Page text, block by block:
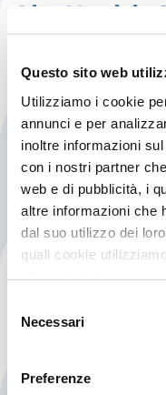
Questo sito web
Utilizziamo i cookie
annunci e per
inoltre informazioni
con i nostri partner
web e di pubblicità, i
altre informazioni che
dal suo utilizzo dei
quali cookie
più su chi siamo,
può trovare nel footer
delNecessari
Preferenze
Abc Health
Abd